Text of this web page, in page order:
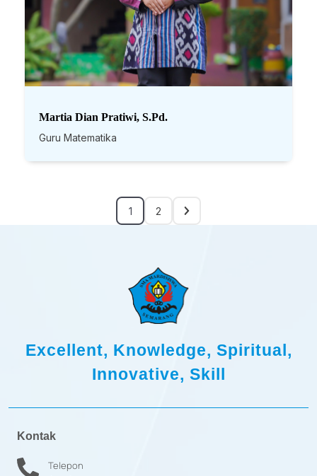
Martia Dian Pratiwi, S.Pd.
Guru Matematika
1 2
Excellent, Knowledge, Spiritual,
Innovative, Skill
Kontak
Telepon